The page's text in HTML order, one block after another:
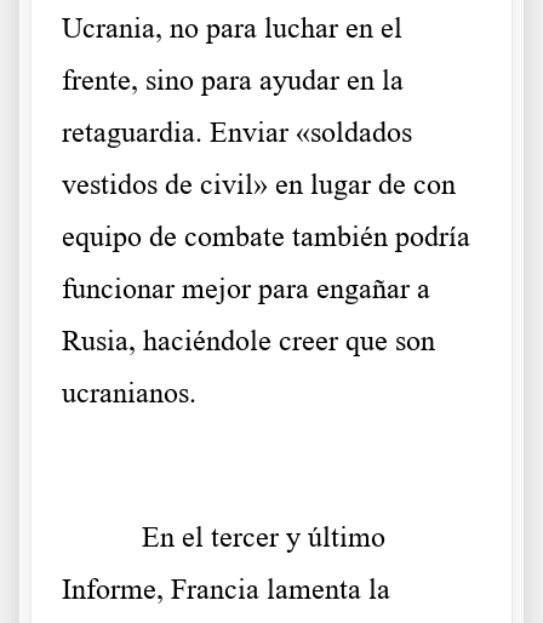
Ucrania, no para luchar en el
frente, sino para ayudar en la
retaguardia. Enviar «soldados
vestidos de civil» en lugar de con
equipo de combate también podría
funcionar mejor para engañar a
Rusia, haciéndole creer que son
ucranianos.
En el tercer y último
Informe, Francia lamenta la